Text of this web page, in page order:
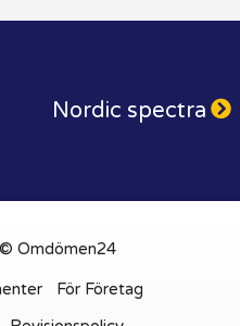
Nordic spectra
Omdömen24
För Företag